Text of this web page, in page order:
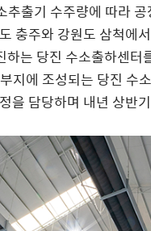
추출기 수주량에 따라
충주와 강원도 삼척에
는 당진 수소출하센
에 조성되는 당진 수
을 담당하며 내년 상반